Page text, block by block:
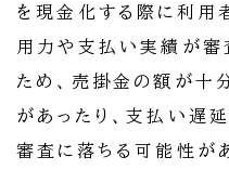
を現金化する際に利用
用力や支払い実績が審
ため、売掛金の額が十
があったり、支払い遅
審査に落ちる可能性があ